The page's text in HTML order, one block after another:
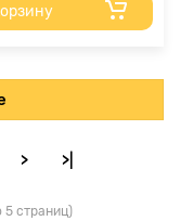
> >|
5 страниц)